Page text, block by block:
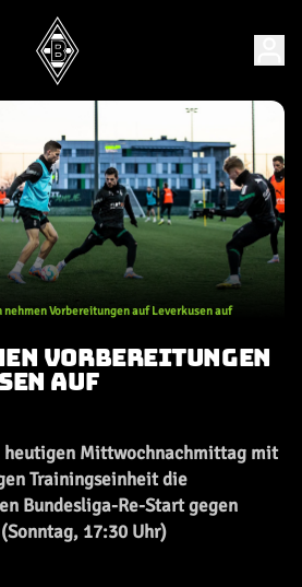
nehmen Vorbereitungen auf Leverkusen auf
VORBEREITUNGEN
AUF
heutigen Mittwochnachmittag mit
Trainingseinheit die
Bundesliga-Re-Start gegen
17:30 Uhr)